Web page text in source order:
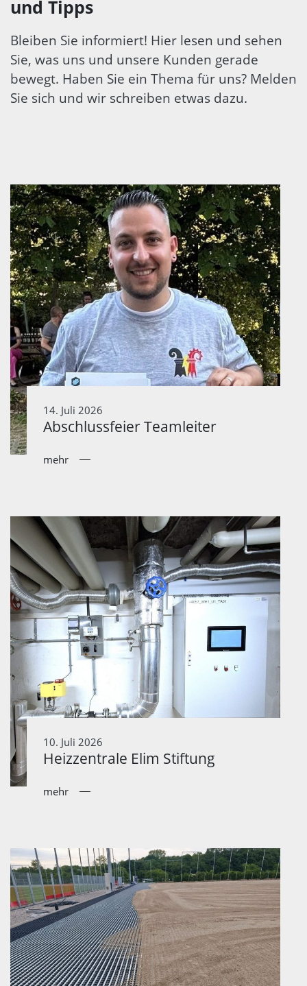
und Tipps
Bleiben Sie informiert! Hier lesen und sehen
Sie, was uns und unsere Kunden gerade
bewegt. Haben Sie ein Thema für uns? Melden
Sie sich und wir schreiben etwas dazu.
14. Juli 2026
Abschlussfeier Teamleiter
mehr
10. Juli 2026
Heizzentrale Elim Stiftung
mehr